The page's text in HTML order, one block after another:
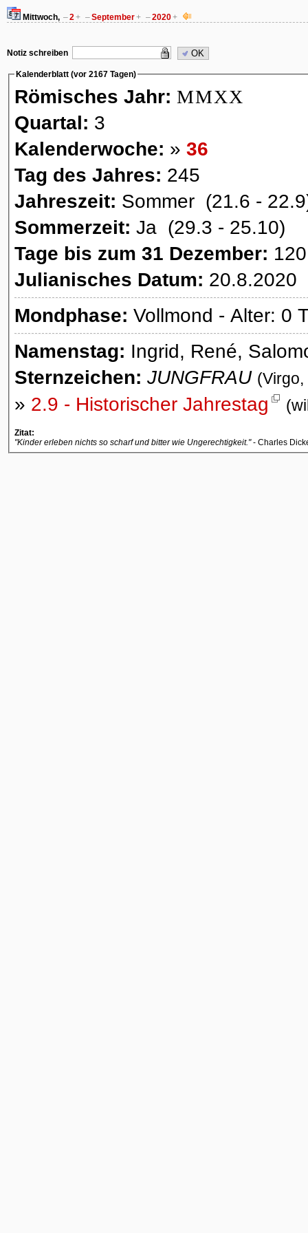
Mittwoch, –2+ –September+ –2020+
Notiz schreiben OK
Kalenderblatt (vor 2167 Tagen)
Römisches Jahr: MMXX
Quartal: 3
Kalenderwoche: » 36
Tag des Jahres: 245
Jahreszeit: Sommer (21.6 -
Sommerzeit: Ja (29.3 - 25.10)
Tage bis zum 31 Dezember: 120
Julianisches Datum: 20.8.2020
Mondphase: Vollmond - Alter: 0
Namenstag: Ingrid, René,
Sternzeichen: JUNGFRAU
» 2.9 - Historischer Jahrestag
Zitat:
"Kinder erleben nichts so scharf und bitter wie Ungerechtigkeit."- Charles